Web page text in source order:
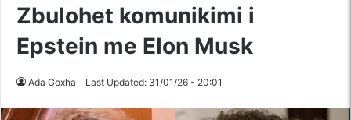
Zbulohet komunikimi i
Epstein me Elon Musk
Ada Goxha Last Updated: 31/01/26 - 20:01